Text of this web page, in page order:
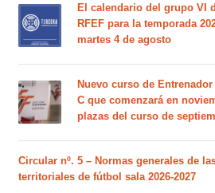
El calendario del grupo VI
RFEF para la temporada
martes 4 de agosto
Nuevo curso de
C que comenzará en
plazas del curso de
Circular nº. 5 – Normas generales de
territoriales de fútbol sala 2026-2027